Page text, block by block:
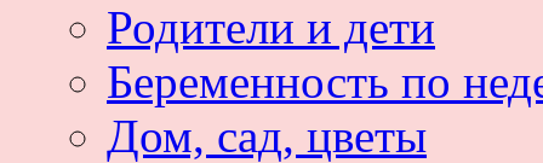
Родители и дети
Беременность по
Дом, сад, цветы